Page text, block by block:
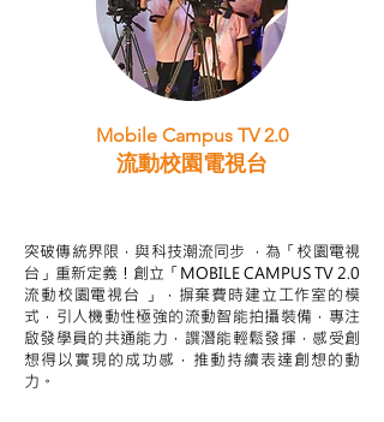
Mobile Campus TV 2.0
流動校園電視台
突破傳統界限，與科技潮流同步 ，為「校園電視
台」重新定義！創立「MOBILE CAMPUS TV 2.0
流動校園電視台 」，摒棄費時建立工作室的模
式，引人機動性極強的流動智能拍攝裝備，專注
啟發學員的共通能力，譔潛能輕鬆發揮，感受創
想得以實現的成功感，推動持續表達創想的動
力。